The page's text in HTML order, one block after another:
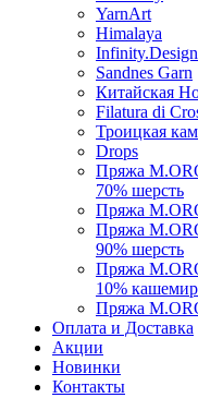
YarnArt
Himalaya
Infinity.Design
Sandnes Garn
Китайская
Filatura di
Троицкая
Drops
Пряжа
70% шерсть
Пряжа
Пряжа
90% шерсть
Пряжа
10%
Пряжа
Оплата и Доставка
Акции
Новинки
Контакты